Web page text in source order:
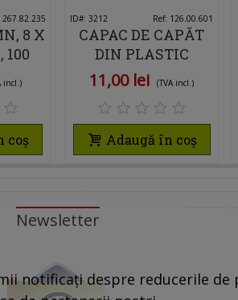
267.82.235
8 X
100
incl.)
coș
Îmi place
ID#: 3212 Ref: 126.00.601
CAPAC DE CAPĂT
DIN PLASTIC
PENTRU MÂNER
ORIZONTAL TIP C
HÄFELE
11,00 lei (TVA incl.)
Adaugă în coș
Newsletter
notificați despre reducerile